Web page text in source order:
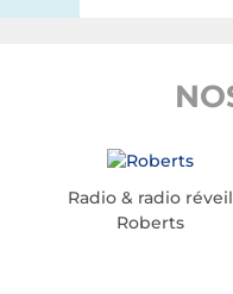
Radio & radio réveil
Roberts